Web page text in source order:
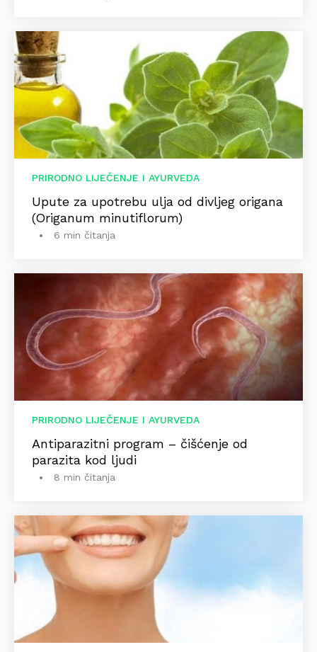
PRIRODNO LIJEČENJE I AYURVEDA
Upute za upotrebu ulja od divljeg origana
(Origanum minutiflorum)
6 min čitanja
PRIRODNO LIJEČENJE I AYURVEDA
Antiparazitni program – čišćenje od
parazita kod ljudi
8 min čitanja